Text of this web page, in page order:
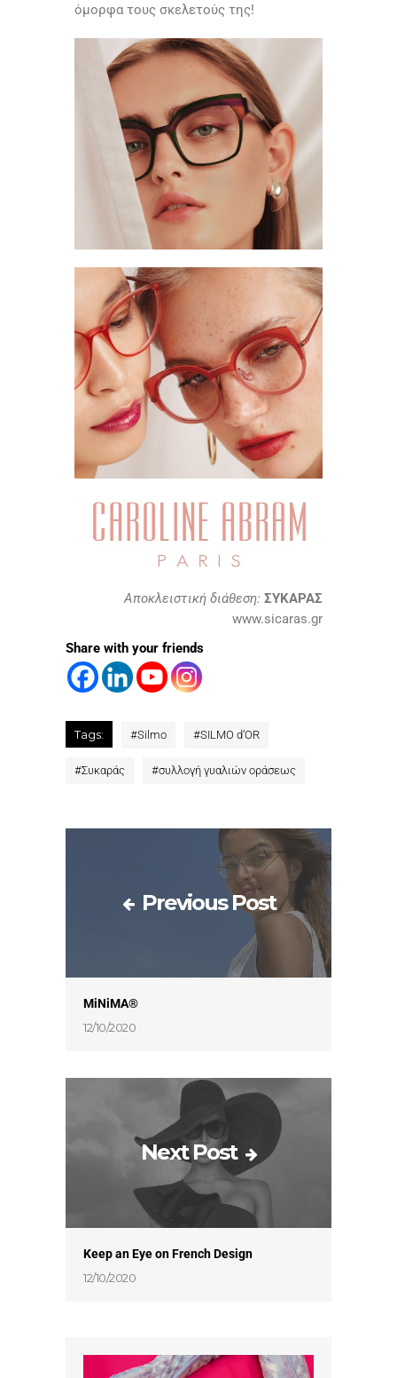
όμορφα τους σκελετούς της!
Aποκλειστική διάθεση: ΣΥΚΑΡΑΣ
www.sicaras.gr
Share with your friends
Tags: #Silmo #SILMO d’OR
#Συκαράς #συλλογή γυαλιών οράσεως
Previous Post
MiNiMA®
12/10/2020
Next Post
Keep an Eye on French Design
12/10/2020